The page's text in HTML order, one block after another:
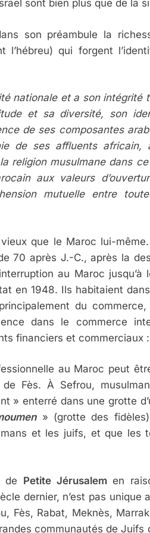
sont bien plus que de la
son préambule la
qui forgent
nationale et a son intégrité
et sa diversité, son
de ses composantes
de ses affluents africain,
religion musulmane dans
aux valeurs
mutuelle entre
que le Maroc lui-
70 après J.-C., après la
au Maroc jusqu’à
en 1948. Ils habitaient
du
dans le commerce
financiers et commerciaux :
au Maroc peut
Fès. À Sefrou,
» enterré dans une grotte
» (grotte des fidèles)
et les juifs, et que les
de Petite Jérusalemen
dernier, n’est pas unique
Fès, Rabat, Meknès,
communautés de Juifs